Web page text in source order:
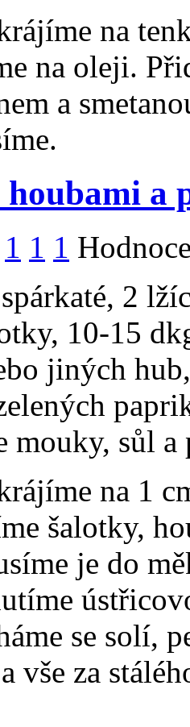
na
na oleji.
a
a
1 1 1
2
10-15
jiných
mouky, sůl a
na 1
šalotky,
je do
se solí,
vše za